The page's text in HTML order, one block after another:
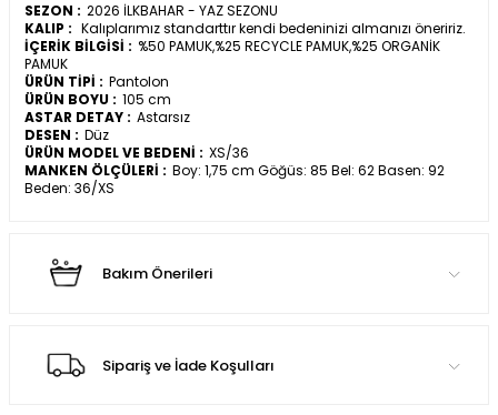
SEZON : 2026 İLKBAHAR - YAZ SEZONU
KALIP : Kalıplarımız standarttır kendi bedeninizi almanızı öneririz.
İÇERİK BİLGİSİ : %50 PAMUK,%25 RECYCLE PAMUK,%25 ORGANİK
PAMUK
ÜRÜN TİPİ : Pantolon
ÜRÜN BOYU : 105 cm
ASTAR DETAY : Astarsız
DESEN : Düz
ÜRÜN MODEL VE BEDENİ : XS/36
MANKEN ÖLÇÜLERİ : Boy: 1,75 cm Göğüs: 85 Bel: 62 Basen: 92
Beden: 36/XS
Bakım Önerileri
Sipariş ve İade Koşulları